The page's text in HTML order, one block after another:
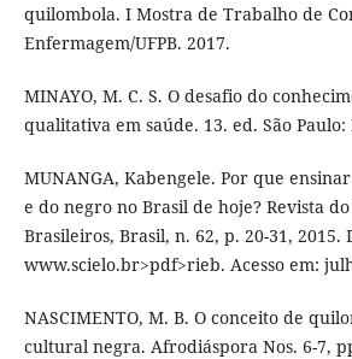
quilombola. I Mostra de Trabalho de
Enfermagem/UFPB. 2017.
MINAYO, M. C. S. O desafio do
qualitativa em saúde. 13. ed. São Paulo:
MUNANGA, Kabengele. Por que
e do negro no Brasil de hoje? Revista
Brasileiros, Brasil, n. 62, p. 20-31, 2015.
www.scielo.br>pdf>rieb. Acesso em:
NASCIMENTO, M. B. O conceito de
cultural negra. Afrodiáspora Nos. 6-7,